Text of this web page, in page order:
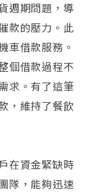
週期問題，導
款的壓力。此
車借款服務。
個借款過程不
求。有了這筆
，維持了餐飲
在資金緊缺時
隊，能夠迅速